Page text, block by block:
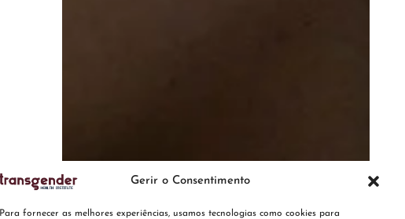
Gerir o Consentimento
Para fornecer as melhores experiências, usamos tecnologias como cookies para